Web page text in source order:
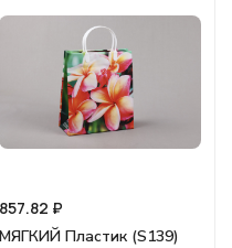
857.82 ₽
МЯГКИЙ Пластик (S139)